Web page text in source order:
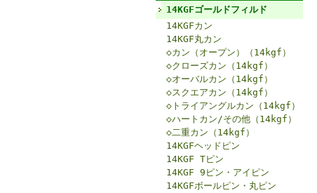
14KGFゴールドフィルド
14KGFカン
14KGF丸カン
◇カン（オープン）（14kgf）
◇クローズカン（14kgf）
◇オーバルカン（14kgf）
◇スクエアカン（14kgf）
◇トライアングルカン（14kgf）
◇ハートカン/その他（14kgf）
◇二重カン（14kgf）
14KGFヘッドピン
14KGF Tピン
14KGF 9ピン・アイピン
14KGFボールピン・丸ピン